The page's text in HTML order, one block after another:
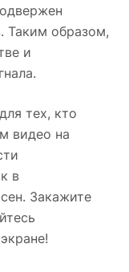
Таким образом,
и
тех, кто
видео на
в
Закажите